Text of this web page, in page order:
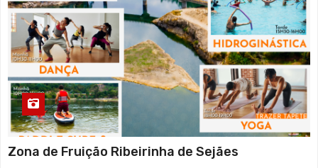
Zona de Fruição Ribeirinha de Sejães